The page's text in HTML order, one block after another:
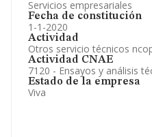
Servicios empresariales
Fecha de constitución
1-1-2020
Actividad
Otros servicio técnicos
Actividad CNAE
7120 - Ensayos y análisis
Estado de la empresa
Viva